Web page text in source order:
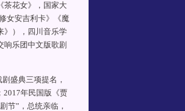
茶花女》，国家大
女安吉利卡》《魔
》），四川音乐学
乐团中文版歌剧
盛典三项提名，
2017年民国版《贾
节”，总统亲临，